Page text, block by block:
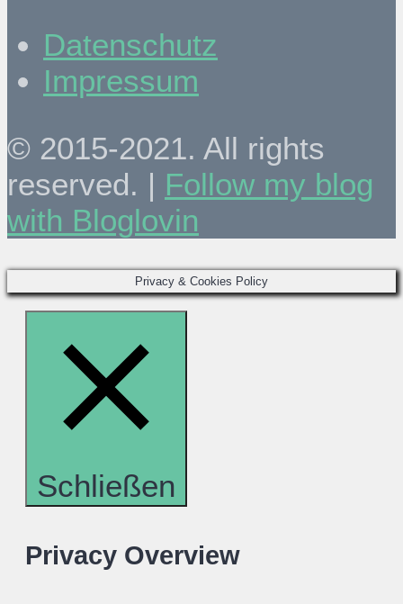
Datenschutz
Impressum
© 2015-2021. All rights
reserved. | Follow my blog
with Bloglovin
Privacy & Cookies Policy
Schließen
Privacy Overview